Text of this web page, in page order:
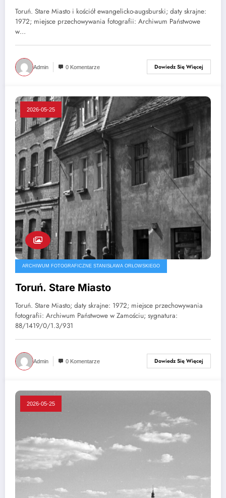
Toruń. Stare Miasto i kościół ewangelicko-augsburski; daty skrajne:
1972; miejsce przechowywania fotografii: Archiwum Państwowe
w…
Admin 0 Komentarze Dowiedz Się Więcej
2026-05-25
ARCHIWUM FOTOGRAFICZNE STANISŁAWA ORŁOWSKIEGO
Toruń. Stare Miasto
Toruń. Stare Miasto; daty skrajne: 1972; miejsce przechowywania
fotografii: Archiwum Państwowe w Zamościu; sygnatura:
88/1419/0/1.3/931
Admin 0 Komentarze Dowiedz Się Więcej
2026-05-25